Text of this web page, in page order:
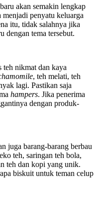
akan semakin lengkap
menjadi penyatu keluarga
itu, tidak salahnya jika
dengan tema tersebut.
teh nikmat dan kaya
, teh melati, teh
lagi. Pastikan saja
hampers. Jika penerima
dengan produk-
juga barang-barang berbau
teh, saringan teh bola,
teh dan kopi yang unik.
biskuit untuk teman celup